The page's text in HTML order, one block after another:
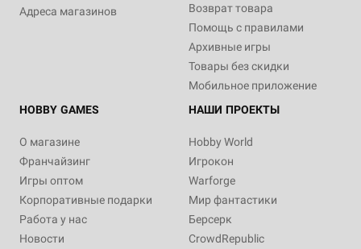
Адреса магазинов
Возврат товара
Помощь с правилами
Архивные игры
Товары без скидки
Мобильное приложение
HOBBY GAMES
О магазине
Франчайзинг
Игры оптом
Корпоративные подарки
Работа у нас
Новости
НАШИ ПРОЕКТЫ
Hobby World
Игрокон
Warforge
Мир фантастики
Берсерк
CrowdRepublic